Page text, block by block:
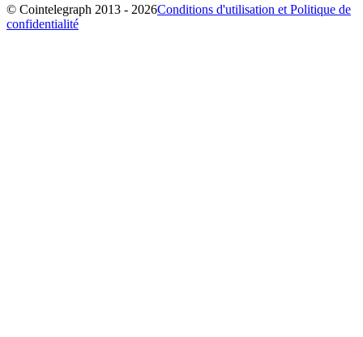
© Cointelegraph 2013 - 2026Conditions d'utilisation et Politique de
confidentialité